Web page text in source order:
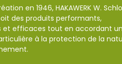
en 1946, HAKAWERK W.
des produits performants,
et efficaces tout en accordant
à la protection de la